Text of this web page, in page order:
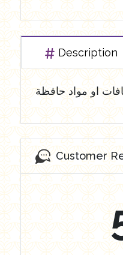
Description
او مواد حافظة
Customer